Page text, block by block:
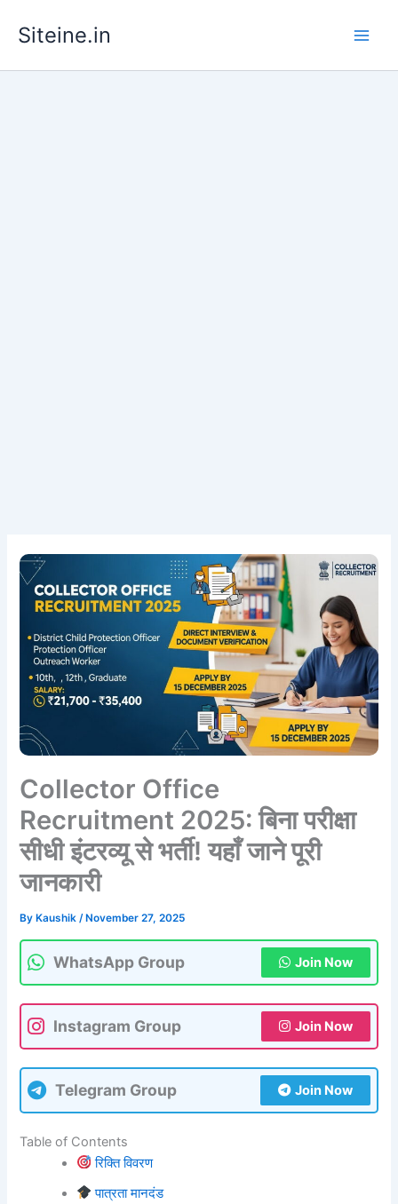
Siteine.in
Collector Office
Recruitment 2025: बिना परीक्षा
सीधी इंटरव्यू से भर्ती! यहाँ जाने पूरी
जानकारी
By Kaushik/ November 27, 2025
WhatsApp Group Join Now
Instagram Group Join Now
Telegram Group Join Now
Table of Contents
रिक्ति विवरण
पात्रता मानदंड